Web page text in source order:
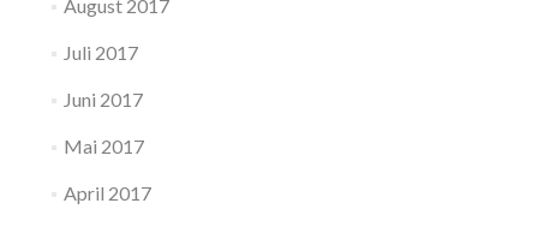
August 2017
Juli 2017
Juni 2017
Mai 2017
April 2017